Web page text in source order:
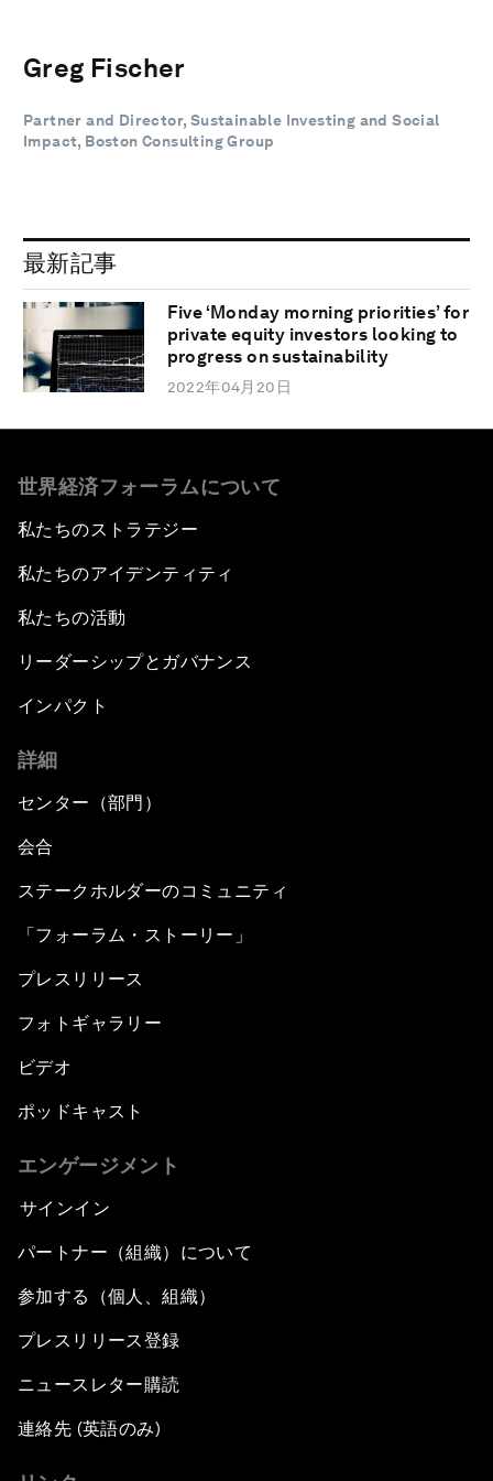
Greg Fischer
Partner and Director, Sustainable Investing and Social
Impact, Boston Consulting Group
最新記事
Five ‘Monday morning priorities’ for
private equity investors looking to
progress on sustainability
2022年04月20日
世界経済フォーラムについて
私たちのストラテジー
私たちのアイデンティティ
私たちの活動
リーダーシップとガバナンス
インパクト
詳細
センター（部門）
会合
ステークホルダーのコミュニティ
「フォーラム・ストーリー」
プレスリリース
フォトギャラリー
ビデオ
ポッドキャスト
エンゲージメント
サインイン
パートナー（組織）について
参加する（個人、組織）
プレスリリース登録
ニュースレター購読
連絡先 (英語のみ)